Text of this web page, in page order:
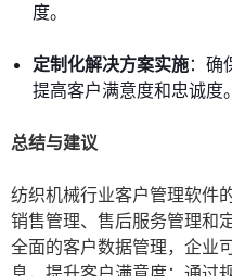
度。
定制化解决方案实施：确
提高客户满意度和忠诚度。
总结与建议
纺织机械行业客户管理软件
销售管理、售后服务管理和
全面的客户数据管理，企业